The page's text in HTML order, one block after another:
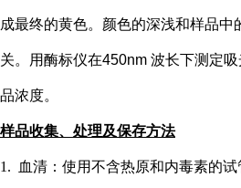
成最终的黄色。颜色的深浅和样品中
关。用酶标仪在450nm 波长下测定
品浓度。
样品收集、处理及保存方法
1. 血清：使用不含热原和内毒素的